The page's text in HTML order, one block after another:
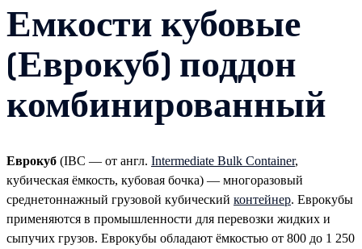
Емкости кубовые
(Еврокуб) поддон
комбинированный
Еврокуб (IBC — от англ. Intermediate Bulk Container,
кубическая ёмкость, кубовая бочка) — многоразовый
среднетоннажный грузовой кубический контейнер. Еврокубы
применяются в промышленности для перевозки жидких и
сыпучих грузов. Еврокубы обладают ёмкостью от 800 до 1 250